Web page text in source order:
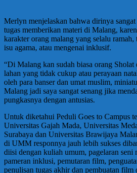
Merlyn menjelaskan bahwa dirinya sangat
tugas memberikan materi di Malang,
karakter orang malang yang selalu
isu agama, atau mengenai inklusif.
“Di Malang kan sudah biasa orang Sholat
lahan yang tidak cukup atau perayaan
oleh para banser dan umat muslim,
Malang jadi saya sangat senang jika
pungkasnya dengan antusias.
Untuk diketahui Peduli Goes to Campus
Universitas Gajah Mada, Universitas
Surabaya dan Universitas Brawijaya
di UMM responnya jauh lebih sukses
diisi dengan kuliah umum, pagelaran seni
pameran inklusi, pemutaran film,
penulisan tugas akhir dan pembuatan